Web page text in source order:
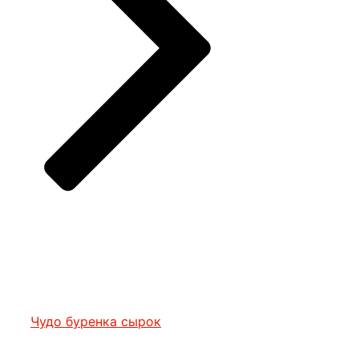
Чудо буренка сырок